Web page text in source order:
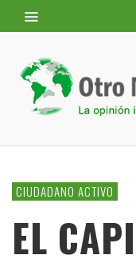
CIUDADANO ACTIVO
EL